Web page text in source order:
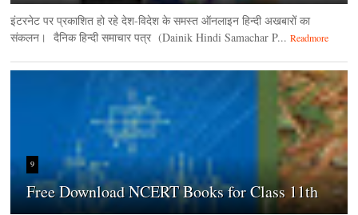
इंटरनेट पर प्रकाशित हो रहे देश-विदेश के समस्त ऑनलाइन हिन्दी अखबारों का
संकलन। दैनिक हिन्‍दी समाचार पत्र (Dainik Hindi Samachar P... Readmore
9
Free Download NCERT Books for Class 11th